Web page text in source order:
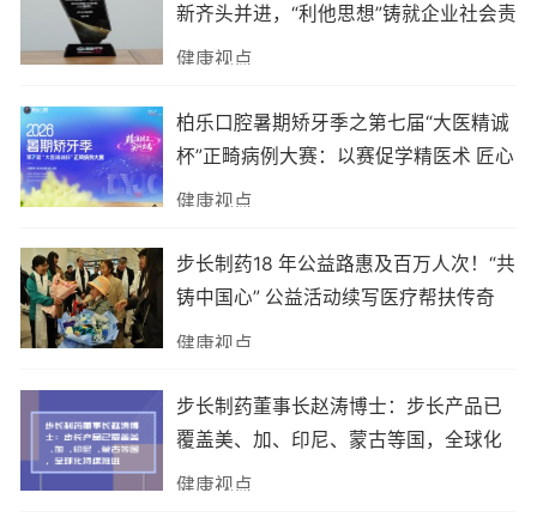
新齐头并进，“利他思想”铸就企业社会责
任典范
健康视点
柏乐口腔暑期矫牙季之第七届“大医精诚
杯”正畸病例大赛：以赛促学精医术 匠心
护齿筑品质
健康视点
步长制药18 年公益路惠及百万人次！“共
铸中国心” 公益活动续写医疗帮扶传奇
健康视点
步长制药董事长赵涛博士：步长产品已
覆盖美、加、印尼、蒙古等国，全球化
持续推进
健康视点